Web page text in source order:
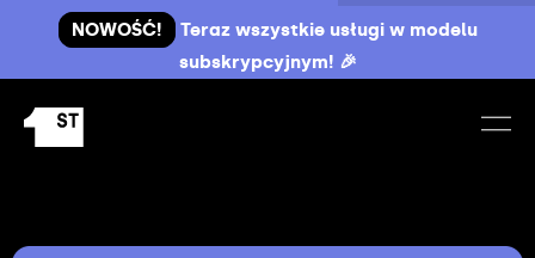
NOWOŚĆ!
Teraz wszystkie usługi w modelu
subskrypcyjnym! 🎉